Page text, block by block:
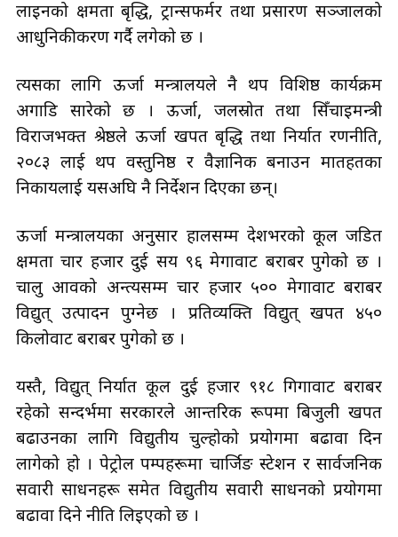
लाइनको क्षमता बृद्धि, ट्रान्सफर्मर तथा प्रसारण सञ्जालको
आधुनिकीकरण गर्दै लगेको छ ।
त्यसका लागि ऊर्जा मन्त्रालयले नै थप विशिष्ठ कार्यक्रम
अगाडि सारेको छ । ऊर्जा, जलस्रोत तथा सिँचाइमन्त्री
विराजभक्त श्रेष्ठले ऊर्जा खपत बृद्धि तथा निर्यात रणनीति,
२०८३ लाई थप वस्तुनिष्ठ र वैज्ञानिक बनाउन मातहतका
निकायलाई यसअघि नै निर्देशन दिएका छन्।
ऊर्जा मन्त्रालयका अनुसार हालसम्म देशभरको कूल जडित
क्षमता चार हजार दुई सय ९६ मेगावाट बराबर पुगेको छ ।
चालु आवको अन्त्यसम्म चार हजार ५०० मेगावाट बराबर
विद्युत् उत्पादन पुग्नेछ । प्रतिव्यक्ति विद्युत् खपत ४५०
किलोवाट बराबर पुगेको छ ।
यस्तै, विद्युत् निर्यात कूल दुई हजार ९१८ गिगावाट बराबर
रहेको सन्दर्भमा सरकारले आन्तरिक रूपमा बिजुली खपत
बढाउनका लागि विद्युतीय चुल्होको प्रयोगमा बढावा दिन
लागेको हो । पेट्रोल पम्पहरूमा चार्जिङ स्टेशन र सार्वजनिक
सवारी साधनहरू समेत विद्युतीय सवारी साधनको प्रयोगमा
बढावा दिने नीति लिइएको छ ।